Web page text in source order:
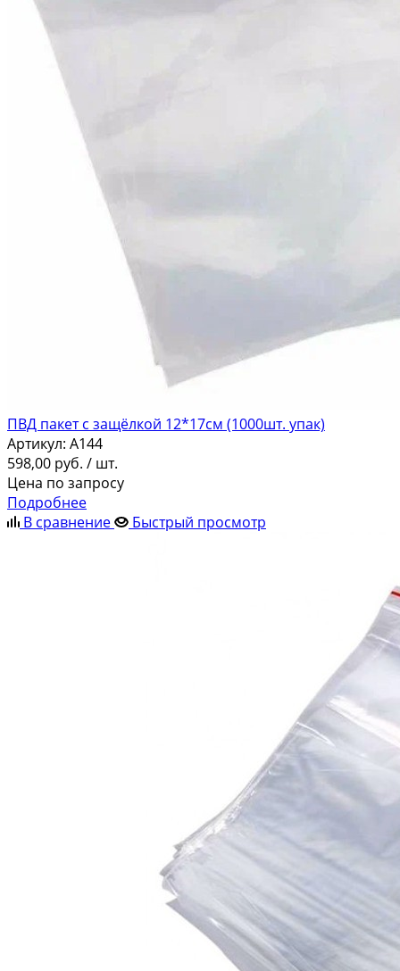
ПВД пакет с защёлкой 12*17см (1000шт. упак)
Артикул: A144
598,00 руб. / шт.
Цена по запросу
Подробнее
В сравнение
Быстрый просмотр